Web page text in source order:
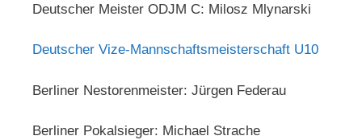
Deutscher Meister ODJM C: Milosz Mlynarski
Deutscher Vize-Mannschaftsmeisterschaft U10
Berliner Nestorenmeister: Jürgen Federau
Berliner Pokalsieger: Michael Strache